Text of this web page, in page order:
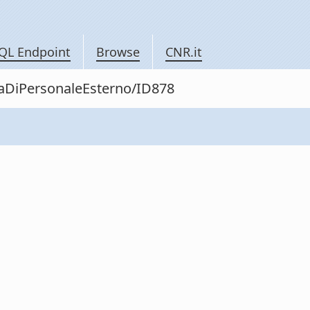
Endpoint Browse CNR.it
ID878